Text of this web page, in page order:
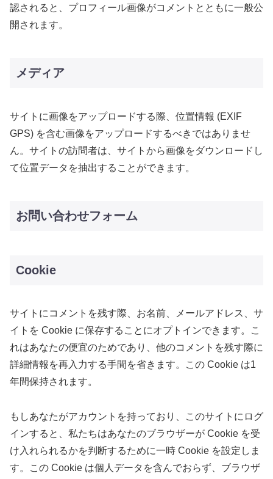
認されると、プロフィール画像がコメントとともに一般公
開されます。
メディア
サイトに画像をアップロードする際、位置情報 (EXIF
GPS) を含む画像をアップロードするべきではありませ
ん。サイトの訪問者は、サイトから画像をダウンロードし
て位置データを抽出することができます。
お問い合わせフォーム
Cookie
サイトにコメントを残す際、お名前、メールアドレス、サ
イトを Cookie に保存することにオプトインできます。こ
れはあなたの便宜のためであり、他のコメントを残す際に
詳細情報を再入力する手間を省きます。この Cookie は1
年間保持されます。
もしあなたがアカウントを持っており、このサイトにログ
インすると、私たちはあなたのブラウザーが Cookie を受
け入れられるかを判断するために一時 Cookie を設定しま
す。この Cookie は個人データを含んでおらず、ブラウザ